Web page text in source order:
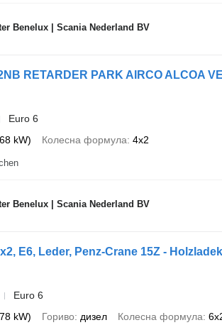
dem Angebot entsprechen
Benelux | Scania Nederland BV
RETARDER PARK AIRCO ALCOA
Euro 6
kW) Колесна формула 4x2
Benelux | Scania Nederland BV
E6, Leder, Penz-Crane 15Z -
Euro 6
kW) Гориво дизел Колесна формула